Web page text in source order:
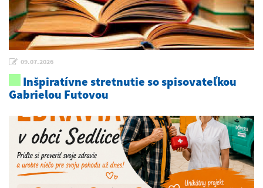
09.07.2026
Inšpiratívne stretnutie so spisovateľkou
Gabrielou Futovou